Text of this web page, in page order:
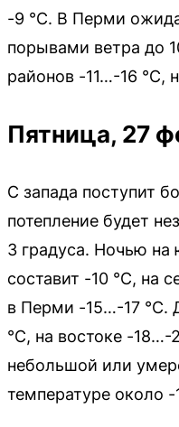
-9 °С. В Перми
порывами ветра до
районов -11…-16 °С,
Пятница, 27
С запада поступит
потепление будет
3 градуса. Ночью на
составит -10 °С, на
в Перми -15…-17 °С.
°С, на востоке -
небольшой или
температуре около -